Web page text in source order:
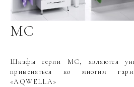
МС
Шкафы серии МС, являются
применяться ко многим
«AQWELLA»